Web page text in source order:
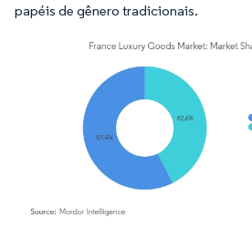
papéis de gênero tradicionais.